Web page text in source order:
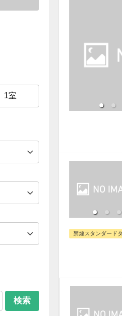
検索
禁煙スタンダード